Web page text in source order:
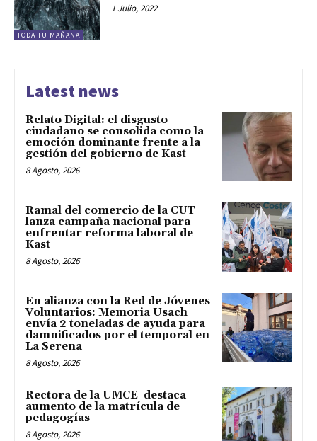
TODA TU MAÑANA
1 Julio, 2022
Latest news
Relato Digital: el disgusto
ciudadano se consolida como la
emoción dominante frente a la
gestión del gobierno de Kast
8 Agosto, 2026
Ramal del comercio de la CUT
lanza campaña nacional para
enfrentar reforma laboral de
Kast
8 Agosto, 2026
En alianza con la Red de Jóvenes
Voluntarios: Memoria Usach
envía 2 toneladas de ayuda para
damnificados por el temporal en
La Serena
8 Agosto, 2026
Rectora de la UMCE destaca
aumento de la matrícula de
pedagogías
8 Agosto, 2026